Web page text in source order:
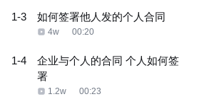
1-3 如何签署他人发的个人合同
4w 00:20
1-4
企业与个人的合同 个人如何签
署
1.2w 00:23